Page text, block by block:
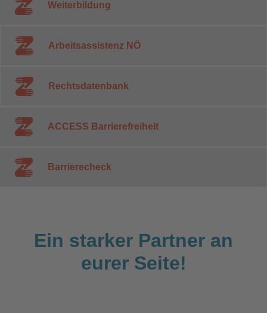
Weiterbildung
Arbeitsassistenz NÖ
Rechtsdatenbank
ACCESS Barrierefreiheit
Barrierecheck
Ein starker Partner an
eurer Seite!